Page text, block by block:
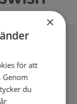
×
för att
Genom
du